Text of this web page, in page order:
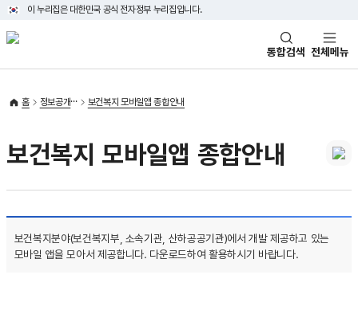
태극기
이 누리집은 대한민국 공식 전자정부 누리집입니다.
통합검색 전체메뉴
홈 정보공개 보건복지 모바일앱 종합안내
보건복지 모바일앱 종합안내
보건복지분야(보건복지부, 소속기관, 산하공공기관)에서 개발 제공하고 있는
모바일 앱을 모아서 제공합니다. 다운로드하여 활용하시기 바랍니다.